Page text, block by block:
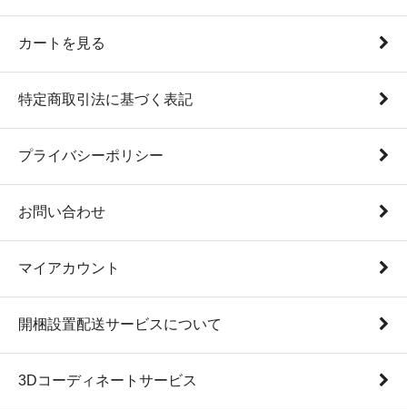
カートを見る
特定商取引法に基づく表記
プライバシーポリシー
お問い合わせ
マイアカウント
開梱設置配送サービスについて
3Dコーディネートサービス